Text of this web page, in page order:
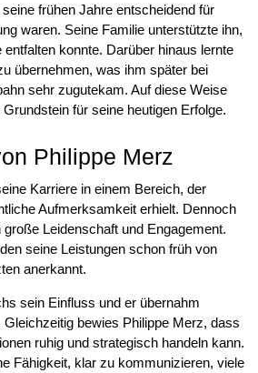
frühen Jahre entscheidend für
waren. Seine Familie unterstützte ihn,
konnte. Darüber hinaus lernte
übernehmen, was ihm später bei
sehr zugutekam. Auf diese Weise
für seine heutigen Erfolge.
Philippe Merz
Karriere in einem Bereich, der
Aufmerksamkeit erhielt. Dennoch
Leidenschaft und Engagement.
seine Leistungen schon früh von
anerkannt.
sein Einfluss und er übernahm
bewies Philippe Merz, dass
ruhig und strategisch handeln kann.
Fähigkeit, klar zu kommunizieren, viele